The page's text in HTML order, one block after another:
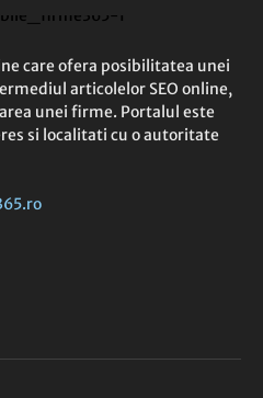
care ofera posibilitatea unei
articolelor SEO online,
unei firme. Portalul este
si localitati cu o autoritate